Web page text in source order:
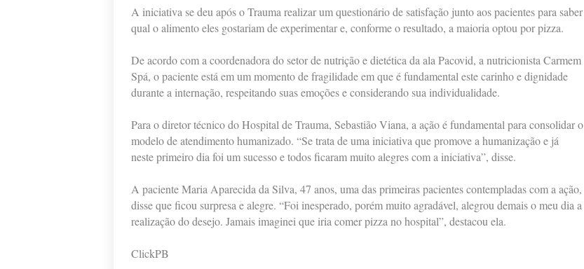
A iniciativa se deu após o Trauma realizar um questionário de satisfação junto aos pacientes para saber
qual o alimento eles gostariam de experimentar e, conforme o resultado, a maioria optou por pizza.
De acordo com a coordenadora do setor de nutrição e dietética da ala Pacovid, a nutricionista Carmem
Spá, o paciente está em um momento de fragilidade em que é fundamental este carinho e dignidade
durante a internação, respeitando suas emoções e considerando sua individualidade.
Para o diretor técnico do Hospital de Trauma, Sebastião Viana, a ação é fundamental para consolidar o
modelo de atendimento humanizado. “Se trata de uma iniciativa que promove a humanização e já
neste primeiro dia foi um sucesso e todos ficaram muito alegres com a iniciativa”, disse.
A paciente Maria Aparecida da Silva, 47 anos, uma das primeiras pacientes contempladas com a ação,
disse que ficou surpresa e alegre. “Foi inesperado, porém muito agradável, alegrou demais o meu dia a
realização do desejo. Jamais imaginei que iria comer pizza no hospital”, destacou ela.
ClickPB